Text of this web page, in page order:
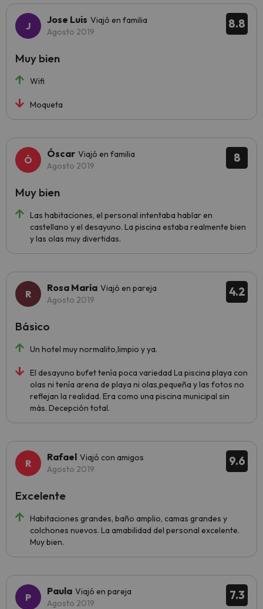
8.8
Jose Luis Viajó en familia
Agosto 2019
Wifi
Moqueta
Muy bien
8
Óscar Viajó en familia
Agosto 2019
Las habitaciones, el personal intentaba hablar en
castellano y el desayuno. La piscina estaba realmente bien
y las olas muy divertidas.
Muy bien
4.2
Rosa María Viajó en pareja
Agosto 2019
Un hotel muy normalito,limpio y ya.
El desayuno bufet tenía poca variedad La piscina playa con
olas ni tenía arena de playa ni olas,pequeña y las fotos no
reflejan la realidad. Era como una piscina municipal sin
más. Decepción total.
Básico
9.6
Rafael Viajó con amigos
Agosto 2019
Habitaciones grandes, baño amplio, camas grandes y
colchones nuevos. La amabilidad del personal excelente.
Muy bien.
Excelente
7.3
Paula Viajó en pareja
Agosto 2019